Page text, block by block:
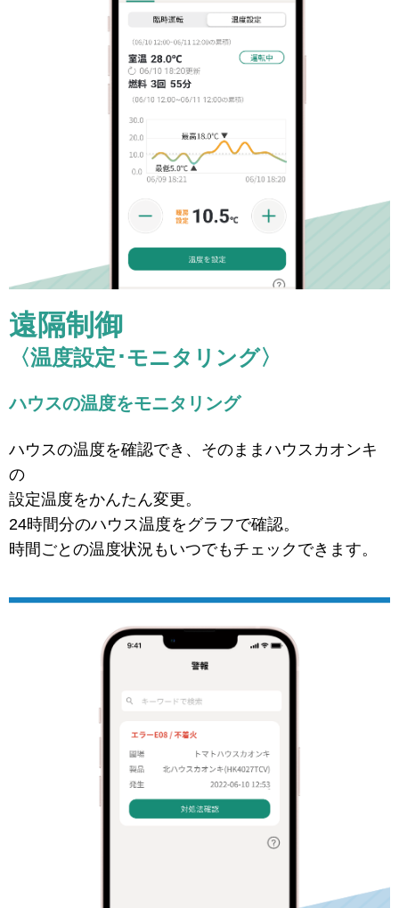
遠隔制御
〈温度設定･モニタリング〉
ハウスの温度をモニタリング
ハウスの温度を確認でき、そのままハウスカオンキ
の
設定温度をかんたん変更。
24時間分のハウス温度をグラフで確認。
時間ごとの温度状況もいつでもチェックできます。